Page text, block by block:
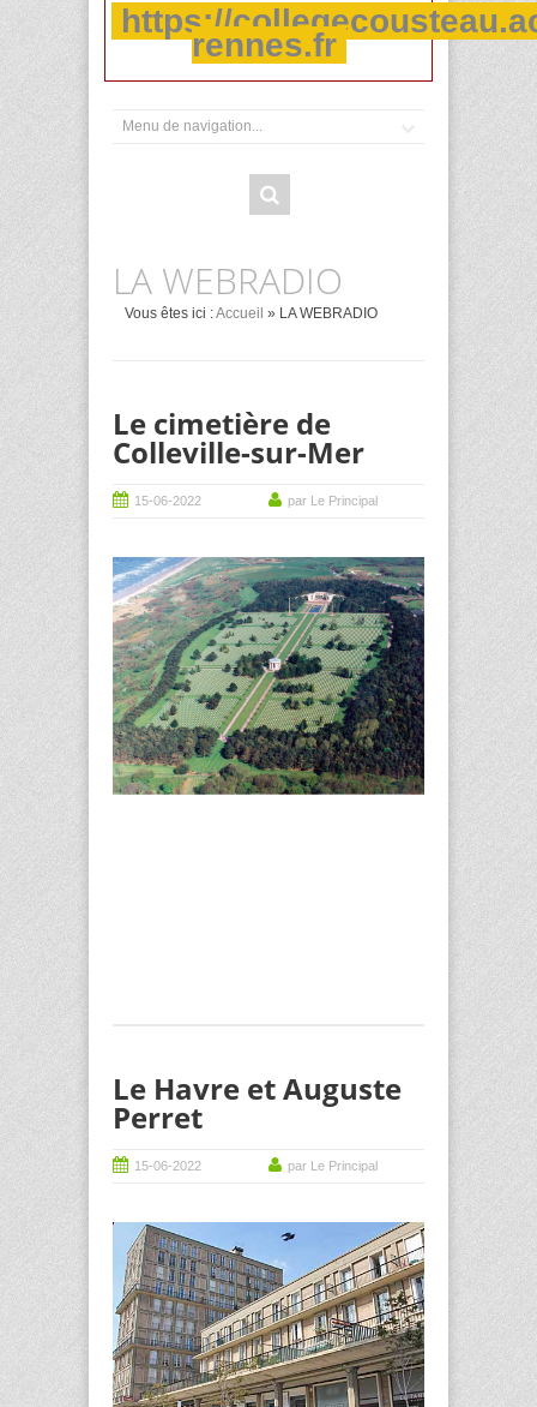
https://
rennes.fr
LA WEBRADIO
Vous êtes ici :Accueil » LA WEBRADIO
Le cimetière de
Colleville-sur-Mer
15-06-2022 par Le Principal
Le Havre et Auguste
Perret
15-06-2022 par Le Principal